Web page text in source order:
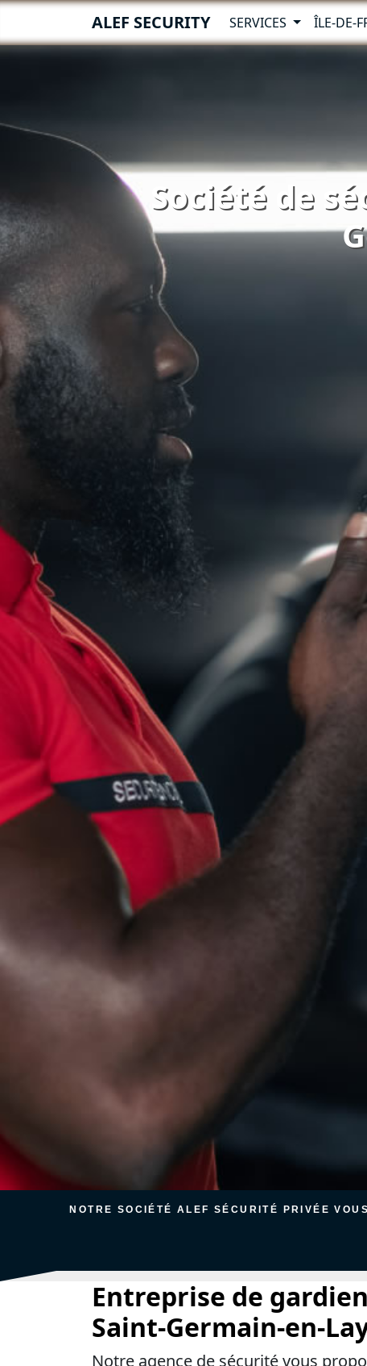
ALEF SECURITY SERVICES ÎLE-DE-
Société de
NOTRE SOCIÉTÉ ALEF SÉCURITÉ PRIVÉE
Entreprise de
Saint-Germain-en-
Notre agence de sécurité vous